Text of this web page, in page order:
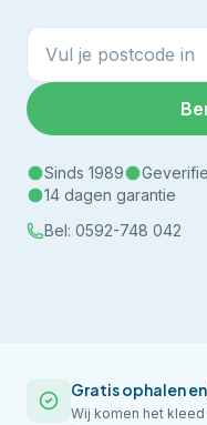
Sinds 1989
14 dagen garantie
Bel: 0592-748 042
Gratis ophalen
Wij komen het